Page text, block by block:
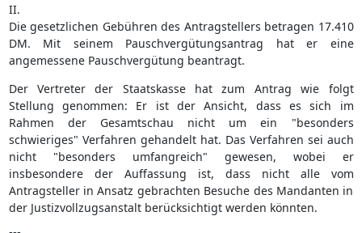
II.
Die gesetzlichen Gebühren des Antragstellers betragen 17.410
DM. Mit seinem Pauschvergütungsantrag hat er eine
angemessene Pauschvergütung beantragt.
Der Vertreter der Staatskasse hat zum Antrag wie folgt
Stellung genommen: Er ist der Ansicht, dass es sich im
Rahmen der Gesamtschau nicht um ein "besonders
schwieriges" Verfahren gehandelt hat. Das Verfahren sei auch
nicht "besonders umfangreich" gewesen, wobei er
insbesondere der Auffassung ist, dass nicht alle vom
Antragsteller in Ansatz gebrachten Besuche des Mandanten in
der Justizvollzugsanstalt berücksichtigt werden könnten.